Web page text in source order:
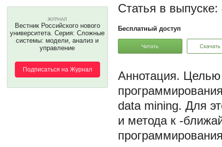
ЖУРНАЛ
Вестник Российского нового
университета. Серия: Сложные
системы: модели, анализ и
управление
Подписаться на Журнал
Статья в выпуске:
Бесплатный доступ
Читать Скачать
Целью
data mining. Для
и метода к -